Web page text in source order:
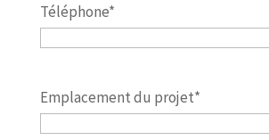
Téléphone*
Emplacement du projet*